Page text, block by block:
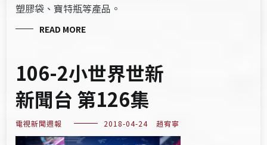
塑膠袋、寶特瓶等產品。
READ MORE
106-2小世界世新
新聞台 第126集
電視新聞週報 2018-04-24 趙宥寧